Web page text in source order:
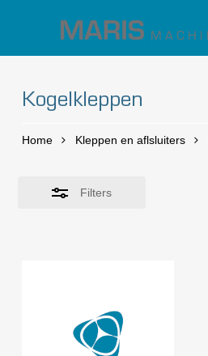
main
Kogelkleppen
Home Kleppen en aflsluiters
Filters